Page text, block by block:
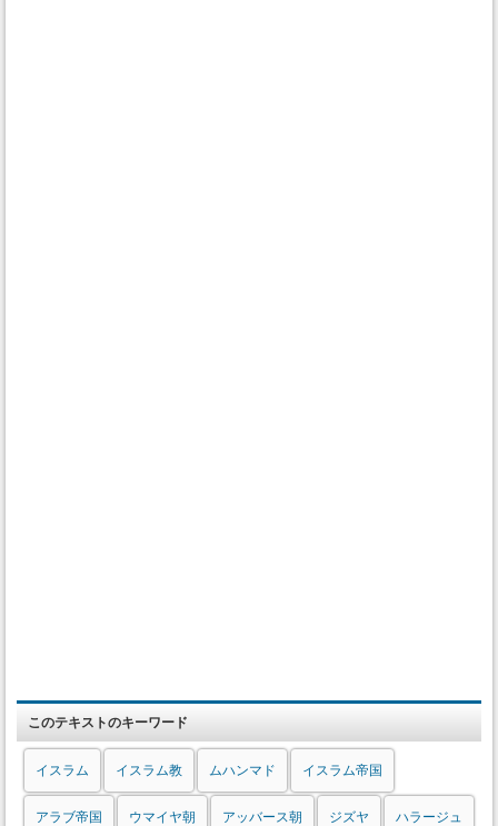
このテキストのキーワード
イスラム イスラム教 ムハンマド イスラム帝国
アラブ帝国 ウマイヤ朝 アッバース朝 ジズヤ ハラージュ